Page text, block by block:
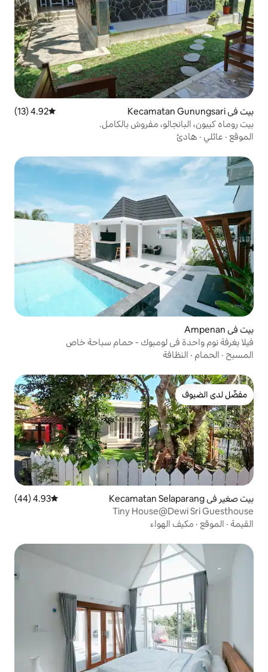
متوسط التقييم 4.92 من 5، 13 مراجعات
4.92 (13)
مفروش بالكامل.
- حمام سباحة خاص
متوسط التقييم 4.93 من 5، 44 مراجعات
4.93 (44)
Tiny